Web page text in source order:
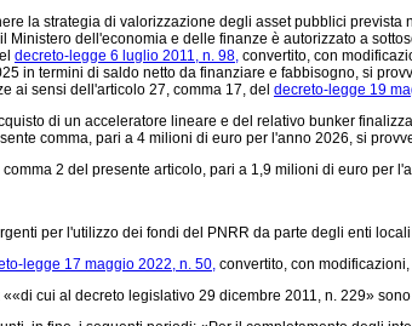
la strategia di valorizzazione degli asset pubblici
Ministero dell'economia e delle finanze è autorizzato a
decreto-legge 6 luglio 2011, n. 98, convertito, con
in termini di saldo netto da finanziare e fabbisogno, si
ai sensi dell'articolo 27, comma 17, del decreto-legge 19
di un acceleratore lineare e del relativo bunker
comma, pari a 4 milioni di euro per l'anno 2026, si
2 del presente articolo, pari a 1,9 milioni di euro per
per l'utilizzo dei fondi del PNRR da parte degli enti locali
legge 17 maggio 2022, n. 50, convertito, con
cui al decreto legislativo 29 dicembre 2011, n. 229»